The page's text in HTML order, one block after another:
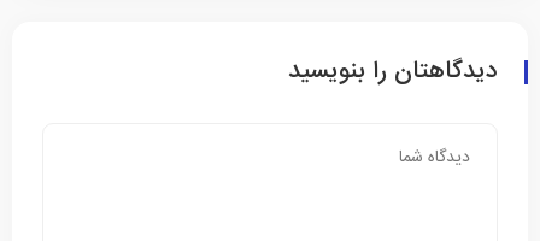
دیدگاهتان را بنویسید